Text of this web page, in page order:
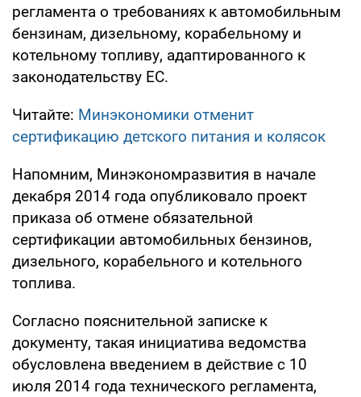
регламента о требованиях к автомобильным
бензинам, дизельному, корабельному и
котельному топливу, адаптированного к
законодательству ЕС.
Читайте: Минэкономики отменит
сертификацию детского питания и колясок
Напомним, Минэкономразвития в начале
декабря 2014 года опубликовало проект
приказа об отмене обязательной
сертификации автомобильных бензинов,
дизельного, корабельного и котельного
топлива.
Согласно пояснительной записке к
документу, такая инициатива ведомства
обусловлена введением в действие с 10
июля 2014 года технического регламента,